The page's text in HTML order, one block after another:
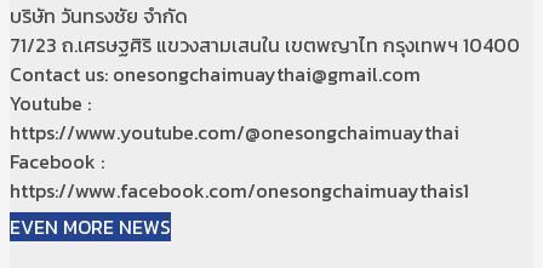
บริษัท วันทรงชัย จำกัด
71/23 ถ.เศรษฐศิริ แขวงสามเสนใน เขตพญาไท กรุงเทพฯ 10400
Contact us: onesongchaimuaythai@gmail.com
Youtube :
https://www.youtube.com/@onesongchaimuaythai
Facebook :
https://www.facebook.com/onesongchaimuaythais1
EVEN MORE NEWS